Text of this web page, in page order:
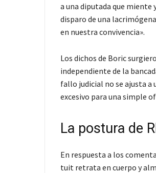
a una diputada que miente
disparo de una
en nuestra convivencia».
Los dichos de Boric
independiente de la
fallo judicial no se ajusta a
excesivo para una simple
La postura de
En respuesta a los
tuit retrata en cuerpo y